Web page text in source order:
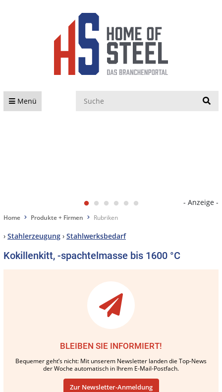
Menü
- Anzeige -
Home Produkte + Firmen Rubriken
› Stahlerzeugung › Stahlwerksbedarf
Kokillenkitt, -spachtelmasse bis 1600 °C
BLEIBEN SIE INFORMIERT!
Bequemer geht’s nicht: Mit unserem Newsletter landen die Top-News
der Woche automatisch in Ihrem E-Mail-Postfach.
Zur Newsletter-Anmeldung